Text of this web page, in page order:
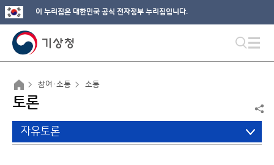
이 누리집은 대한민국 공식 전자정부 누리집입니다.
참여·소통 소통
토론
자유토론